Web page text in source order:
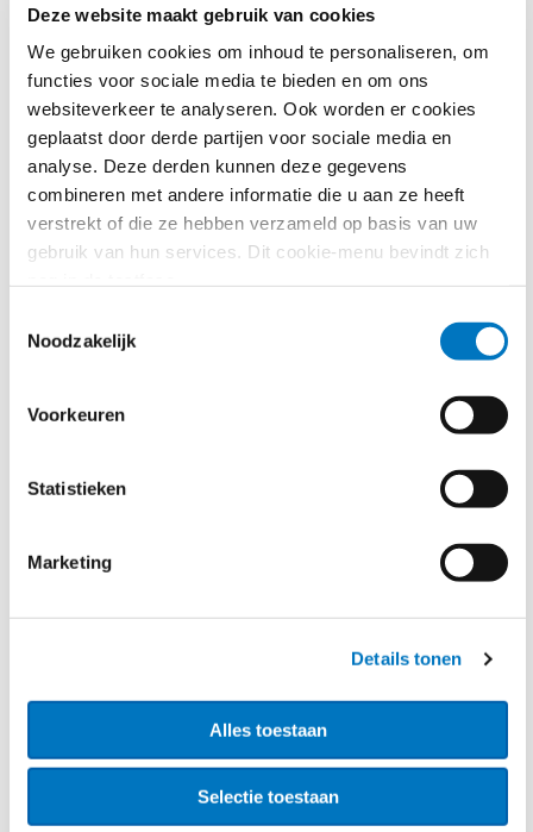
Deze website maakt gebruik van cookies
We gebruiken cookies om inhoud te personaliseren, om
functies voor sociale media te bieden en om ons
websiteverkeer te analyseren. Ook worden er cookies
geplaatst door derde partijen voor sociale media en
analyse. Deze derden kunnen deze gegevens
combineren met andere informatie die u aan ze heeft
verstrekt of die ze hebben verzameld op basis van uw
gebruik van hun services. Dit cookie-menu bevindt zich
Noodzakelijk
Voorkeuren
Statistieken
Marketing
Details tonen
Alles toestaan
Selectie toestaan
projecten met een opwekkingscapaciteit van meer
dan 1 gigawatt.
18 maanden voor net-zero industrie projecten
waarvan de opwekkingscapaciteit niet in gigawatt
berekend kan worden.
Strategische net-zero projecten:
9 maanden voor de bouw van strategische net-
12 maanden voor de bouw van strategische net-
zero projecten met een opwekkingscapaciteit van
18 maanden voor CO2-opslag projecten.
verlengd worden op basis van de aard, complexiteit,
locatie, of grootte van het project. Mocht het zo zijn
dat een autoriteit vindt dat een project uitzonderlijke
risico’s voor de gezondheid en veiligheid van
Aanbestedingen van net-zero
de aanbesteding van net-zero producten om de